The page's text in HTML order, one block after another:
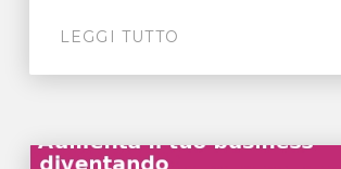
LEGGI TUTTO